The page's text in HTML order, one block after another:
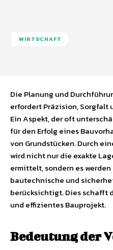
WIRTSCHAFT
Die Planung und
erfordert Präzision, Sorgfalt
Ein Aspekt, der oft
für den Erfolg eines
von Grundstücken. Durch
wird nicht nur die exakte
ermittelt, sondern es
bautechnische und
berücksichtigt. Dies schafft
und effizientes Bauprojekt.
Bedeutung der